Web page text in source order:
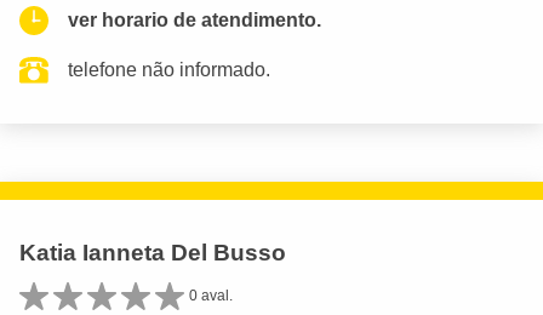
ver horario de atendimento.
telefone não informado.
Katia Ianneta Del Busso
0 aval.